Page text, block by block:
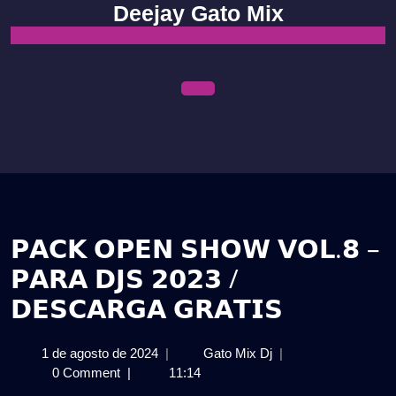
content
Deejay Gato Mix
𝗣𝗔𝗖𝗞 𝗢𝗣𝗘𝗡 𝗦𝗛𝗢𝗪 𝗩𝗢𝗟.𝟴 –
𝗣𝗔𝗥𝗔 𝗗𝗝𝗦 𝟮𝟬𝟮𝟯 /
𝗗𝗘𝗦𝗖𝗔𝗥𝗚𝗔 𝗚𝗥𝗔𝗧𝗜𝗦
1 de agosto de 20241
de
| Gato Mix Dj𝗣𝗔𝗖𝗞
|
0 Comment | 11:14